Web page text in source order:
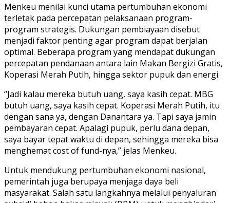
Menkeu menilai kunci utama pertumbuhan ekonomi
terletak pada percepatan pelaksanaan program-
program strategis. Dukungan pembiayaan disebut
menjadi faktor penting agar program dapat berjalan
optimal. Beberapa program yang mendapat dukungan
percepatan pendanaan antara lain Makan Bergizi Gratis,
Koperasi Merah Putih, hingga sektor pupuk dan energi.
“Jadi kalau mereka butuh uang, saya kasih cepat. MBG
butuh uang, saya kasih cepat. Koperasi Merah Putih, itu
dengan sana ya, dengan Danantara ya. Tapi saya jamin
pembayaran cepat. Apalagi pupuk, perlu dana depan,
saya bayar tepat waktu di depan, sehingga mereka bisa
menghemat cost of fund-nya,” jelas Menkeu.
Untuk mendukung pertumbuhan ekonomi nasional,
pemerintah juga berupaya menjaga daya beli
masyarakat. Salah satu langkahnya melalui penyaluran